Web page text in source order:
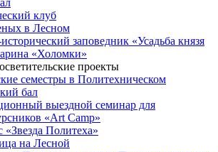
клуб
в Лесном
заповедник «Усадьба князя
«Холомки»
проекты
семестры в Политехническом
бал
выездной семинар для
«Art Camp»
«Звезда Политеха»
на Лесной